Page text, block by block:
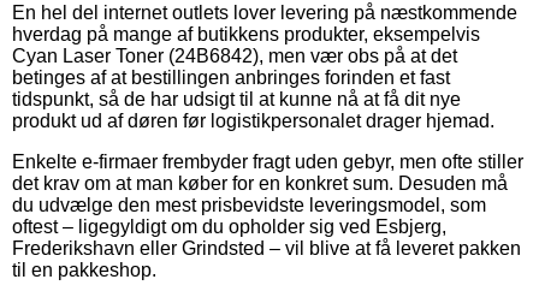
En hel del internet outlets lover levering på næstkommende
hverdag på mange af butikkens produkter, eksempelvis
Cyan Laser Toner (24B6842), men vær obs på at det
betinges af at bestillingen anbringes forinden et fast
tidspunkt, så de har udsigt til at kunne nå at få dit nye
produkt ud af døren før logistikpersonalet drager hjemad.
Enkelte e-firmaer frembyder fragt uden gebyr, men ofte stiller
det krav om at man køber for en konkret sum. Desuden må
du udvælge den mest prisbevidste leveringsmodel, som
oftest – ligegyldigt om du opholder sig ved Esbjerg,
Frederikshavn eller Grindsted – vil blive at få leveret pakken
til en pakkeshop.